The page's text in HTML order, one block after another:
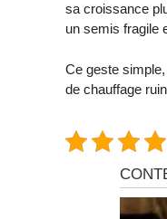
sa croissance
un semis fragile
Ce geste
de chauffage